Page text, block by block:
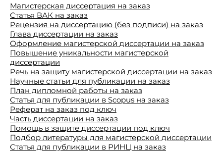
Магистерская диссертация на заказ
Статья ВАК на заказ
Рецензия на диссертацию (без подписи) на заказ
Глава диссертации на заказ
Оформление магистерской диссертации на заказ
Повышение уникальности магистерской
диссертации
Речь на защиту магистерской диссертации на заказ
Научные статьи для публикации на заказ
План дипломной работы на заказ
Статья для публикации в Scopus на заказ
Реферат на заказ под ключ
Часть диссертации на заказ
Помощь в защите диссертации под ключ
Подбор литературы для магистерской диссертации
Статья для публикации в РИНЦ на заказ